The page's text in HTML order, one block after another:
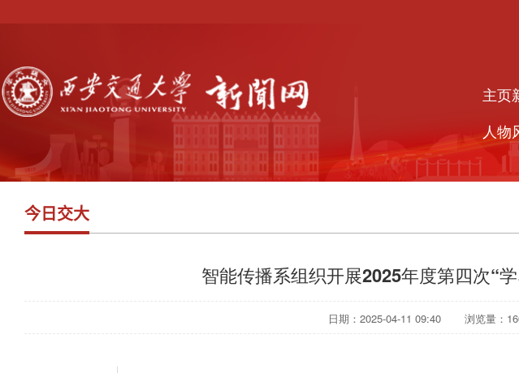
主页
人物
今日交大
智能传播系组织开展2025年度第四次“
日期：2025-04-11 09:40 浏览量：